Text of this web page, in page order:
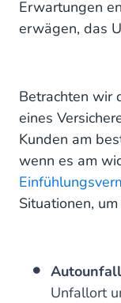
Erwartungen
erwägen, das
Betrachten wir
eines
Kunden am
wenn es am
Situationen,
Unfallort